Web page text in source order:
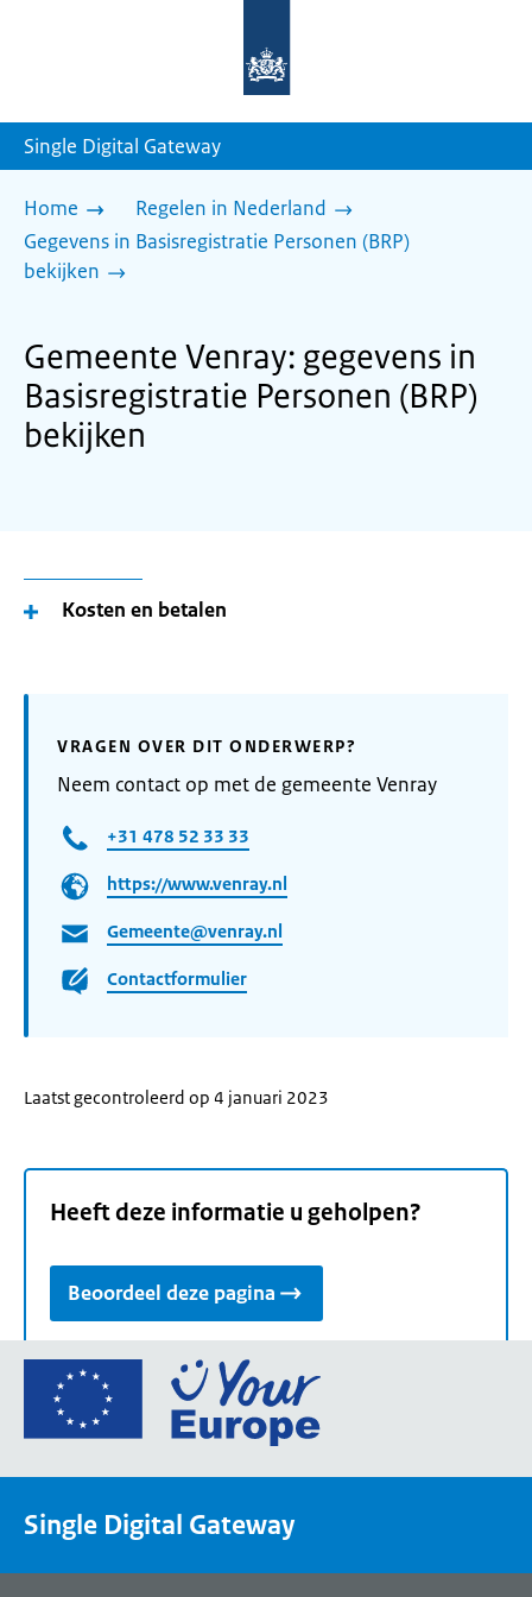
homepage
Single Digital Gateway
Home
Regelen in Nederland
Gegevens in Basisregistratie Personen (BRP)
bekijken
Gemeente Venray: gegevens in
Basisregistratie Personen (BRP)
bekijken
Kosten en betalen
VRAGEN OVER DIT ONDERWERP?
Neem contact op met de gemeente Venray
+31 478 52 33 33
https://www.venray.nl
Gemeente@venray.nl
Contactformulier
Laatst gecontroleerd op 4 januari 2023
Heeft deze informatie u geholpen?
Beoordeel deze pagina
Ga
de
een
Single Digital Gateway